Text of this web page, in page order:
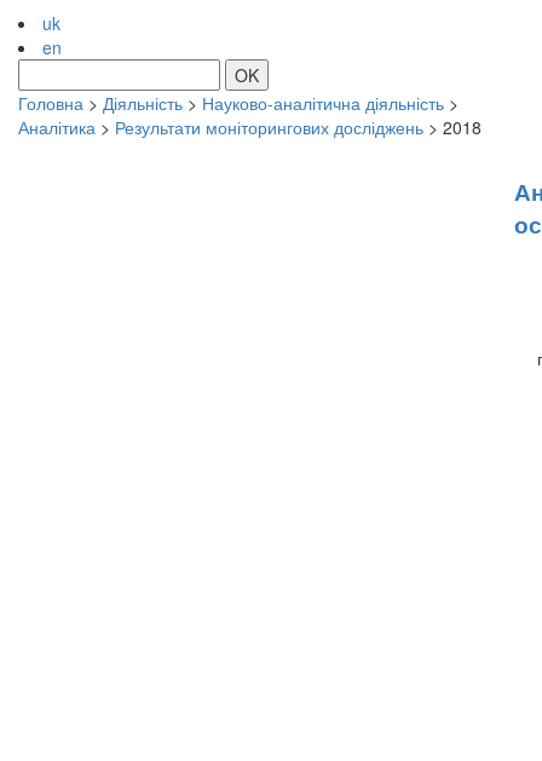
uk
en
OK
Головна > Діяльність > Науково-аналітична діяльність >
Аналітика > Результати моніторингових досліджень > 2018